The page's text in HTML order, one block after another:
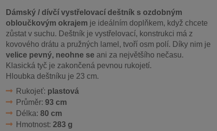
Dámský / dívčí vystřelovací deštník s ozdobným
obloučkovým okrajem je ideálním doplňkem, když chcete
zůstat v suchu. Deštník je vystřelovací, konstrukci má z
kovového drátu a pružných lamel, tvoří osm polí. Díky nim je
velice pevný, neohne se ani za největšího nečasu.
Klasická tyč je zakončená pevnou rukojetí.
Hloubka deštníku je 23 cm.
Rukojeť: plastová
Průměr: 93 cm
Délka: 80 cm
Hmotnost: 283 g